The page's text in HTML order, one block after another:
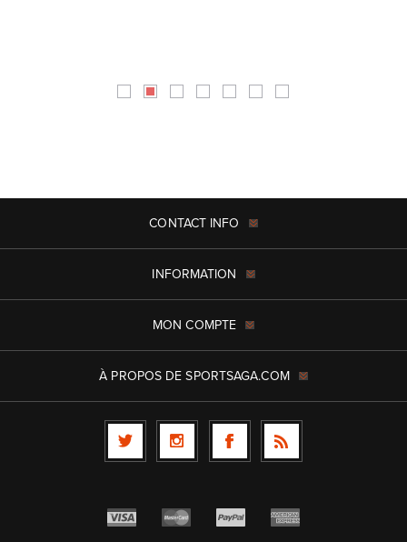
CONTACT INFO
INFORMATION
MON COMPTE
À PROPOS DE SPORTSAGA.COM